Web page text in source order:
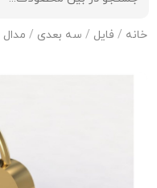
خانه / فایل / سه بعدی / مدال